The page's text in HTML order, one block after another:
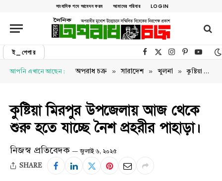
সাংবাদিক পদে আবেদন ফরম আমাদের পরিবার LOGIN
ই_পেপার Facebook
X (Twitter)Instagram
Pinterest
আপনি এখানে আছেন : অপরাধ চক্র » সারাদেশ » খুলনা » কুষ্টিয়া মিরপুর উপজেলায় আজ থেকে শুরু হতে যাচ্ছে নৈশ প্রহরীর পাহাড়া।
কুষ্টিয়া মিরপুর উপজেলায় আজ থেকে
শুরু হতে যাচ্ছে নৈশ প্রহরীর পাহাড়া।
নিজস্ব প্রতিবেদক জুলাই ৬, ২০২৫
SHARE